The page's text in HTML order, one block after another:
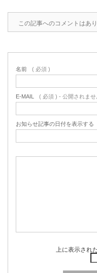
この記事へのコメントはあり
名前 ( 必須 )
E-MAIL ( 必須 ) - 公開されませ
お知らせ記事の日付を表示する
上に表示され